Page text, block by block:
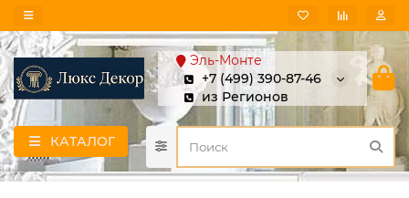
Эль-Монте
+7 (499) 390-87-46
из Регионов
КАТАЛОГ